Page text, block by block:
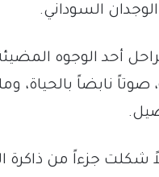
السوداني.
أحد الوجوه
صوتاً نابضاً بالحياة،
شكلت جزءاً من ذاكرة